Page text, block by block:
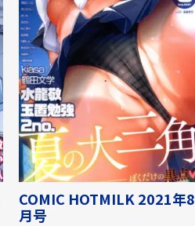
COMIC HOTMILK 2021年8
月号